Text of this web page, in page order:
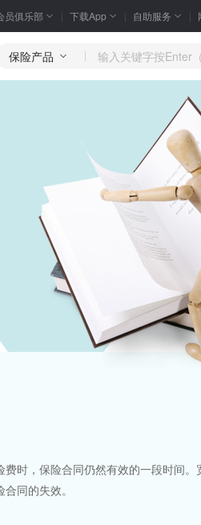
员俱乐部 下载App 自助服务
保险产品
时，保险合同仍然有效的一段时间。
同的失效。